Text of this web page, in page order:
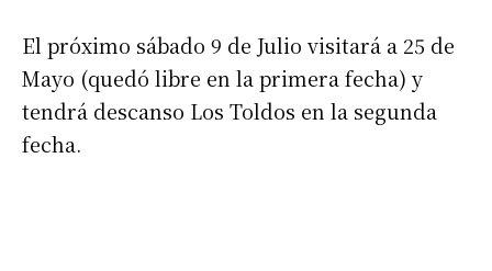
Número de teléfono
El próximo sábado 9 de Julio visitará a 25 de
Mayo (quedó libre en la primera fecha) y
tendrá descanso Los Toldos en la segunda
fecha.